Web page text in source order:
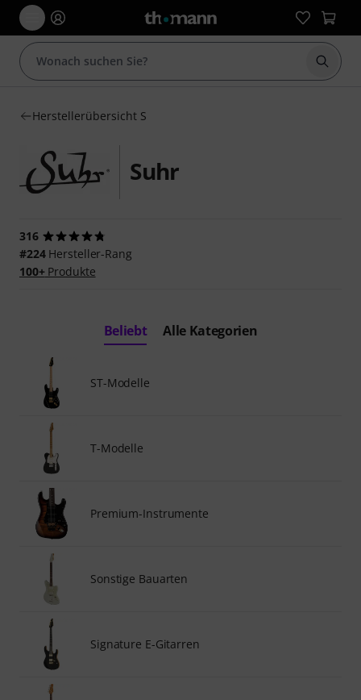
Suche
Herstellerübersicht S
Suhr
316
#224Hersteller-Rang
100+Produkte
Beliebt Alle Kategorien
ST-Modelle
T-Modelle
Premium-Instrumente
Sonstige Bauarten
Signature E-Gitarren